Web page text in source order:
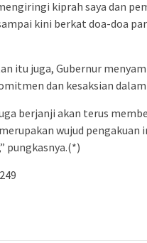
kiprah saya dan
kini berkat doa-doa
itu juga, Gubernur
dan kesaksian
berjanji akan terus
wujud pengakuan
pungkasnya.(*)
249